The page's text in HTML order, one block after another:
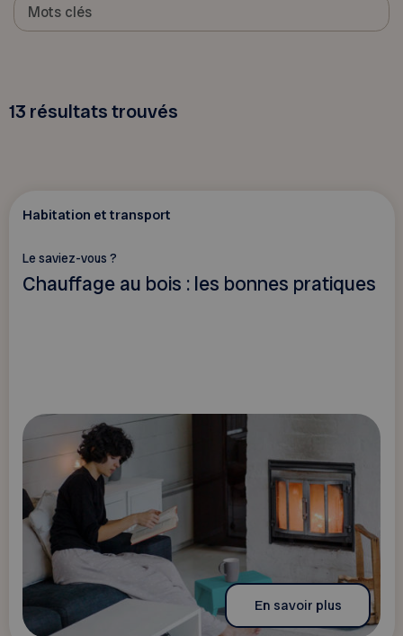
13 résultats trouvés
Habitation et transport
Le saviez-vous ?
Chauffage au bois : les bonnes pratiques
En savoir plus